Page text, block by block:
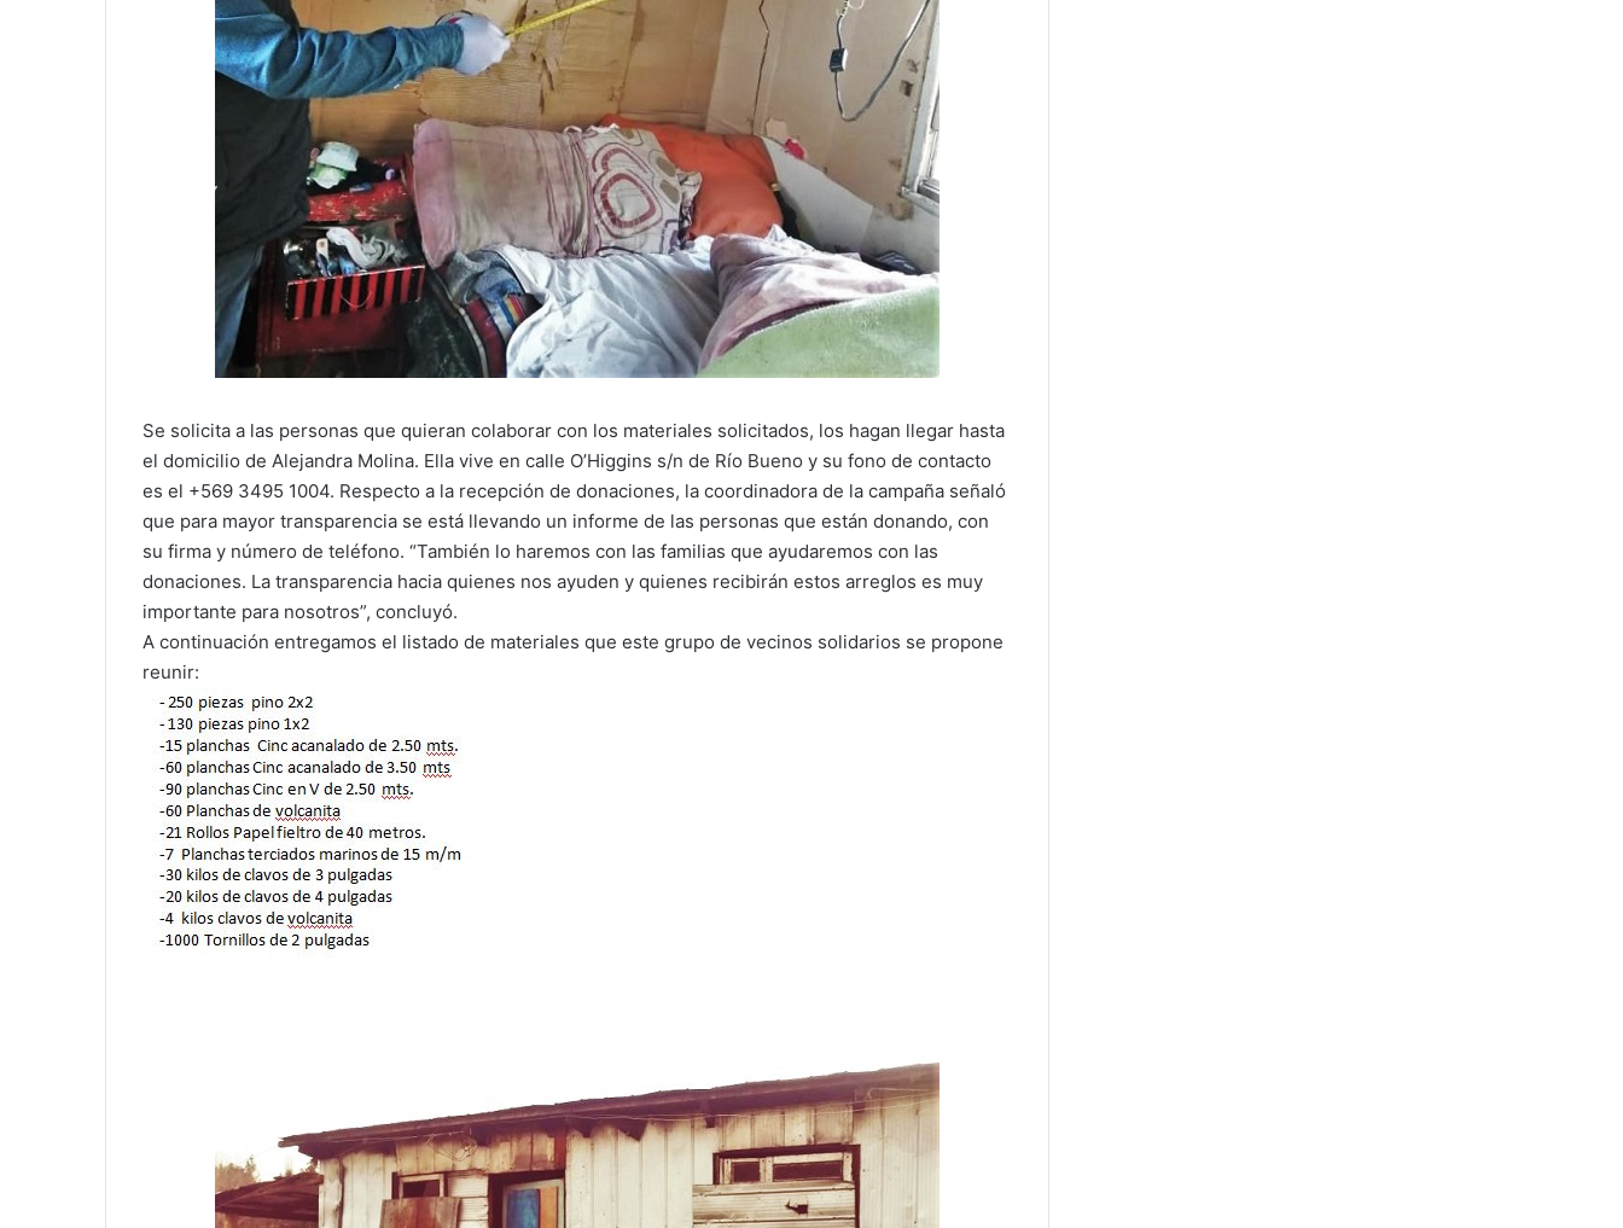
Se solicita a las personas que quieran colaborar con los materiales solicitados, los hagan llegar hasta
el domicilio de Alejandra Molina. Ella vive en calle O’Higgins s/n de Río Bueno y su fono de contacto
es el +569 3495 1004. Respecto a la recepción de donaciones, la coordinadora de la campaña señaló
que para mayor transparencia se está llevando un informe de las personas que están donando, con
su firma y número de teléfono. “También lo haremos con las familias que ayudaremos con las
donaciones. La transparencia hacia quienes nos ayuden y quienes recibirán estos arreglos es muy
importante para nosotros”, concluyó.
A continuación entregamos el listado de materiales que este grupo de vecinos solidarios se propone
reunir: